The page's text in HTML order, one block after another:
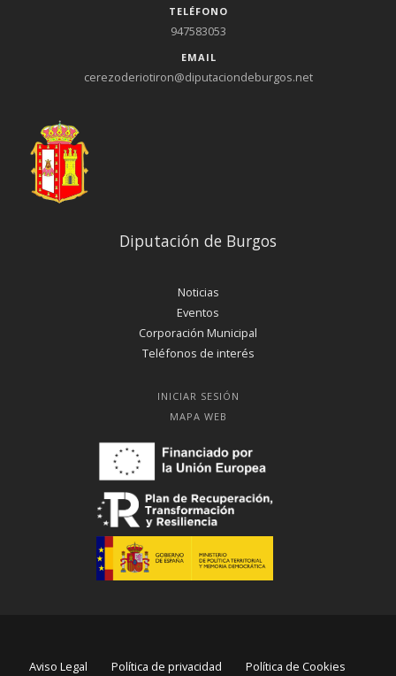
TELÉFONO
947583053
EMAIL
cerezoderiotiron@diputaciondeburgos.net
Diputación de Burgos
Noticias
Eventos
Corporación Municipal
Teléfonos de interés
INICIAR SESIÓN
MAPA WEB
Aviso Legal Política de privacidad
Política de Cookies